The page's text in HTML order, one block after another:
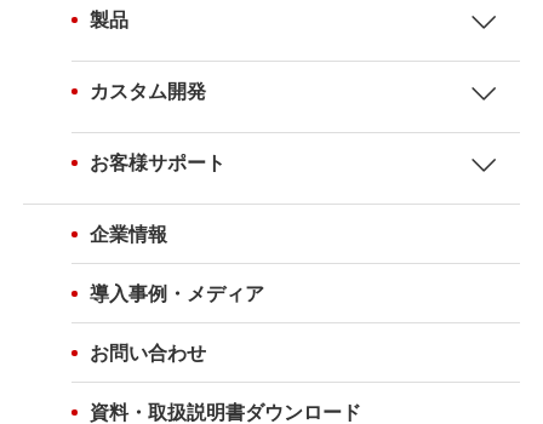
製品
カスタム開発
お客様サポート
企業情報
導入事例・メディア
お問い合わせ
資料・取扱説明書ダウンロード